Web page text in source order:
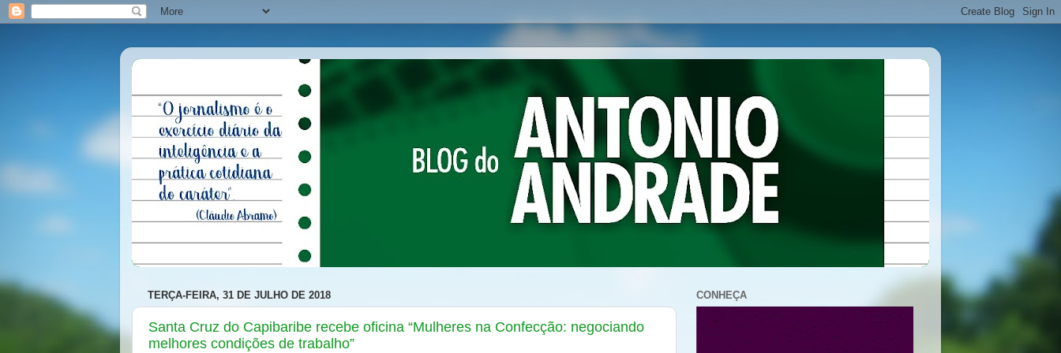
TERÇA-FEIRA, 31 DE JULHO DE 2018
Santa Cruz do Capibaribe recebe oficina “Mulheres na Confecção: negociando
melhores condições de trabalho”
CONHEÇA